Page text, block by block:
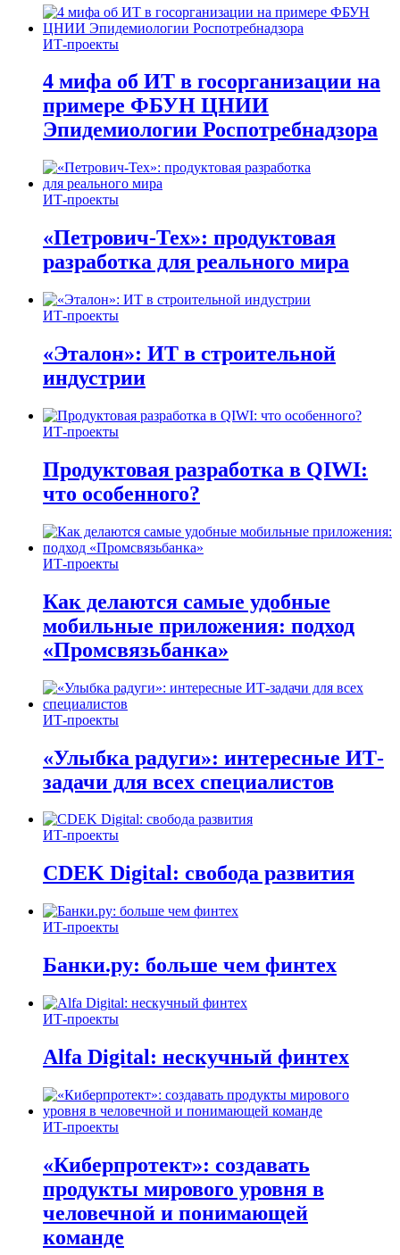
ИТ-проекты
4 мифа об ИТ в госорганизации на
примере ФБУН ЦНИИ
Эпидемиологии Роспотребнадзора
ИТ-проекты
«Петрович-Тех»: продуктовая
разработка для реального мира
ИТ-проекты
«Эталон»: ИТ в строительной
индустрии
ИТ-проекты
Продуктовая разработка в QIWI:
что особенного?
ИТ-проекты
Как делаются самые удобные
мобильные приложения: подход
«Промсвязьбанка»
ИТ-проекты
«Улыбка радуги»: интересные ИТ-
задачи для всех специалистов
ИТ-проекты
CDEK Digital: свобода развития
ИТ-проекты
Банки.ру: больше чем финтех
ИТ-проекты
Alfa Digital: нескучный финтех
ИТ-проекты
«Киберпротект»: создавать
продукты мирового уровня в
человечной и понимающей
команде